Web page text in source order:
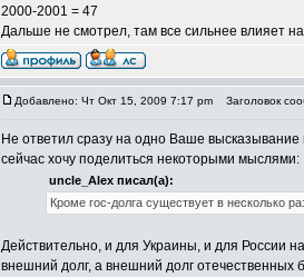
2000-2001 = 47
Дальше не смотрел, там все сильнее влияет
Добавлено: Чт Окт 15, 2009 7:17 pm Заголовок
Не ответил сразу на одно Ваше высказывание
сейчас хочу поделиться некоторыми мыслями:
uncle_Alex писал(а):
Кроме гос-долга существует в несколько
Действительно, и для Украины, и для России
внешний долг, а внешний долг отечественных